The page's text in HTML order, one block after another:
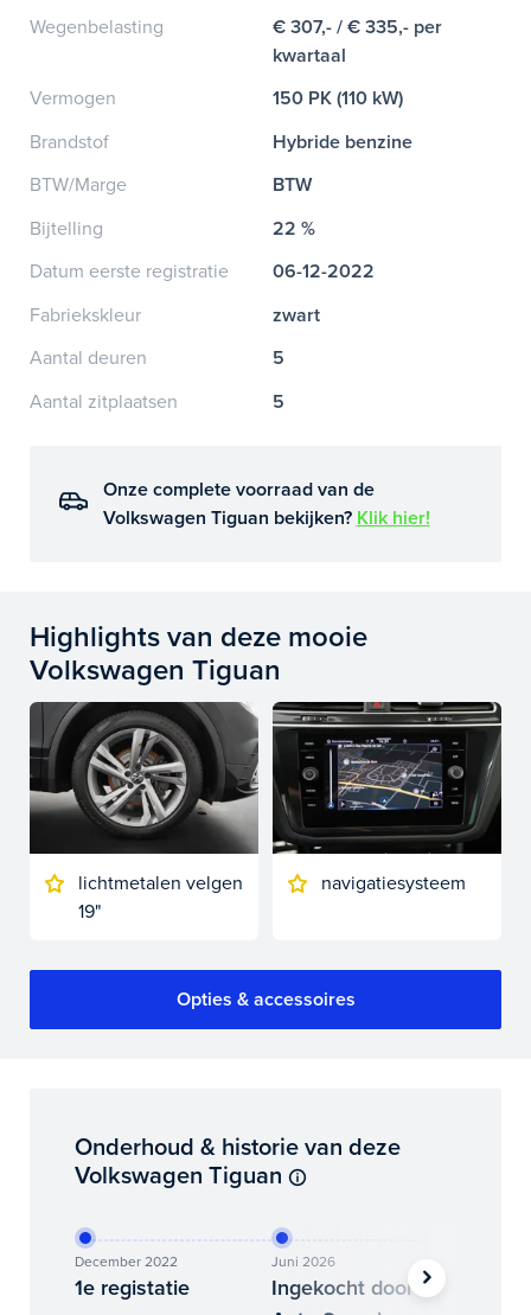
Wegenbelasting
€ 307,- / € 335,- per
kwartaal
Vermogen
150 PK (110 kW)
Brandstof
Hybride benzine
BTW/Marge
BTW
Bijtelling
22 %
Datum eerste registratie
06-12-2022
Fabriekskleur
zwart
Aantal deuren
5
Aantal zitplaatsen
5
Onze complete voorraad van de
Volkswagen Tiguan bekijken? Klik hier!
Highlights van deze mooie
Volkswagen Tiguan
lichtmetalen velgen
19"
navigatiesysteem
Opties & accessoires
Onderhoud & historie van deze
Volkswagen Tiguan
December 2022
1e registatie
Juni 2026
Ingekocht door